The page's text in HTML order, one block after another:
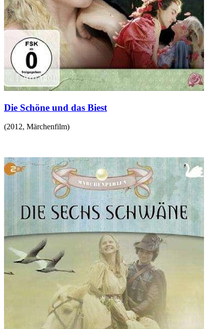
Die Schöne und das Biest
(2012, Märchenfilm)